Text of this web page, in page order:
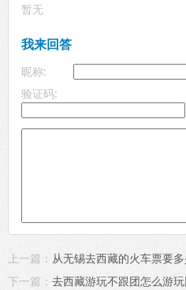
暂无
我来回答
昵称:
验证码:
上一篇： 从无锡去西藏的火车票要多
下一篇： 去西藏游玩不跟团怎么游